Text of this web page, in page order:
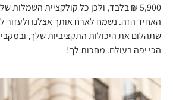
5,900 ₪ בלבד, ולכן כל קולקציית
האחיד הזה. נשמח לארח אותך אצלנו ולעזור
שתהלום את היכולות התקציביות שלך,
הכי יפה בעולם. מחכות לך!